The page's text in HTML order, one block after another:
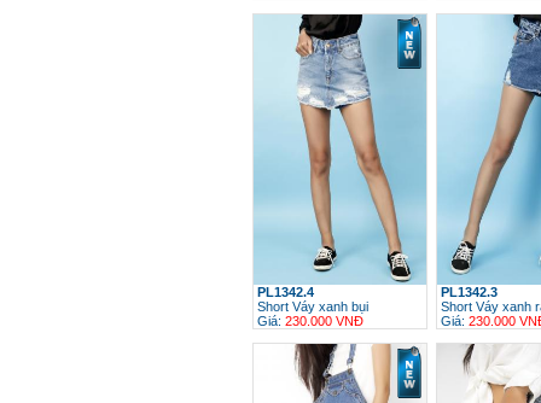
PL1342.4
Short Váy xanh bụi
Giá: 230.000 VNĐ
PL1342.3
Short Váy xanh
Giá: 230.000